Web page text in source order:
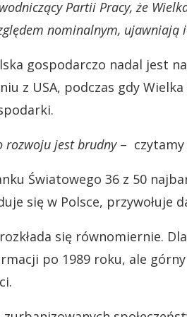
Partii Pracy, że
nominalnym, ujawniają
gospodarczo nadal jest
z USA, podczas gdy
rozwoju jest brudny– czytamy
Światowego 36 z 50
się w Polsce, przywołuje
się równomiernie.
po 1989 roku, ale